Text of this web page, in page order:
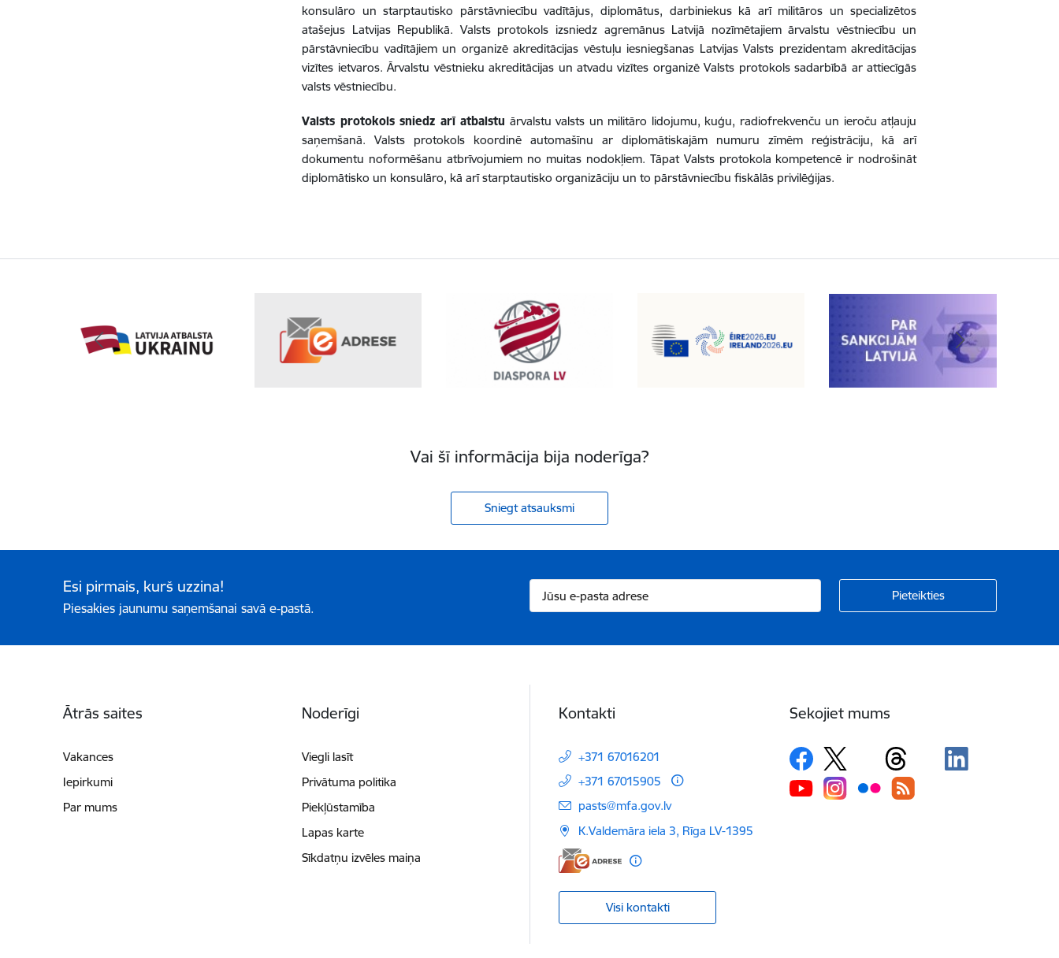
konsulāro un starptautisko pārstāvniecību vadītājus, diplomātus, darbiniekus kā arī militāros un specializētos
atašejus Latvijas Republikā. Valsts protokols izsniedz agremānus Latvijā nozīmētajiem ārvalstu vēstniecību un
pārstāvniecību vadītājiem un organizē akreditācijas vēstuļu iesniegšanas Latvijas Valsts prezidentam akreditācijas
vizītes ietvaros. Ārvalstu vēstnieku akreditācijas un atvadu vizītes organizē Valsts protokols sadarbībā ar attiecīgās
valsts vēstniecību.
Valsts protokols sniedz arī atbalstu ārvalstu valsts un militāro lidojumu, kuģu, radiofrekvenču un ieroču atļauju
saņemšanā. Valsts protokols koordinē automašīnu ar diplomātiskajām numuru zīmēm reģistrāciju, kā arī
dokumentu noformēšanu atbrīvojumiem no muitas nodokļiem. Tāpat Valsts protokola kompetencē ir nodrošināt
diplomātisko un konsulāro, kā arī starptautisko organizāciju un to pārstāvniecību fiskālās privilēģijas.
Vai šī informācija bija noderīga?
Sniegt atsauksmi
Esi pirmais, kurš uzzina!
Piesakies jaunumu saņemšanai savā e-pastā.
Ātrās saites
Vakances
Iepirkumi
Par mums
Noderīgi
Viegli lasīt
Privātuma politika
Piekļūstamība
Lapas karte
Sīkdatņu izvēles maiņa
Kontakti
+371 67016201
+371 67015905
E-pasts:
pasts@mfa.gov.lv
K.Valdemāra iela 3, Rīga LV-1395
Visi kontakti
Sekojiet mums